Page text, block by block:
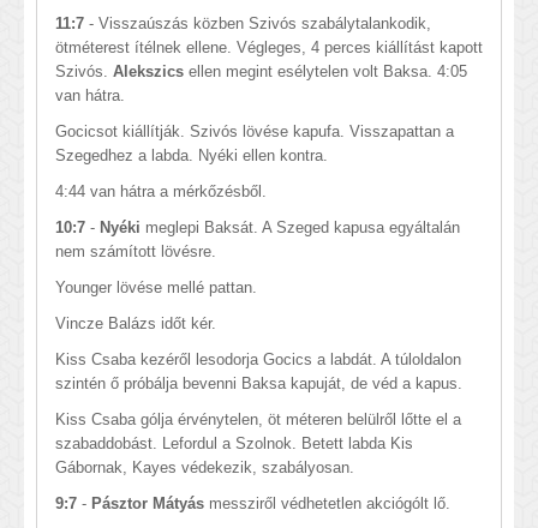
11:7 - Visszaúszás közben Szivós szabálytalankodik,
ötméterest ítélnek ellene. Végleges, 4 perces kiállítást kapott
Szivós. Alekszics ellen megint esélytelen volt Baksa. 4:05
van hátra.
Gocicsot kiállítják. Szivós lövése kapufa. Visszapattan a
Szegedhez a labda. Nyéki ellen kontra.
4:44 van hátra a mérkőzésből.
10:7 - Nyéki meglepi Baksát. A Szeged kapusa egyáltalán
nem számított lövésre.
Younger lövése mellé pattan.
Vincze Balázs időt kér.
Kiss Csaba kezéről lesodorja Gocics a labdát. A túloldalon
szintén ő próbálja bevenni Baksa kapuját, de véd a kapus.
Kiss Csaba gólja érvénytelen, öt méteren belülről lőtte el a
szabaddobást. Lefordul a Szolnok. Betett labda Kis
Gábornak, Kayes védekezik, szabályosan.
9:7 - Pásztor Mátyás messziről védhetetlen akciógólt lő.